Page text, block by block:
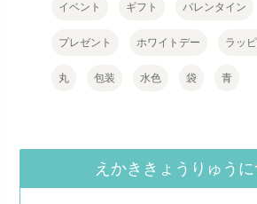
イベント ギフト バレンタイン
プレゼント ホワイトデー ラッ
丸 包装 水色 袋 青
えかききょうりゅう